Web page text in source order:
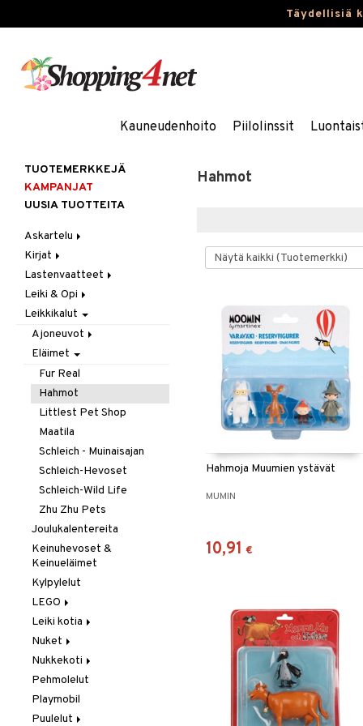
Täydellisiä
Kauneudenhoito Piilolinssit
Hahmot
Hahmoja Muumien ystävät
MUMIN
10,91 €
TUOTEMERKKEJÄ
KAMPANJAT
UUSIA TUOTTEITA
Askartelu
Askartelumateriaalit
Askartelusetti
Helmet
Koulutarvikkeet
Muovailuvaha
Piirrä ja maalaa
Taikuus
Tarrat
Kirjat
Askartelukirjat
Maalauskirjat
Päiväkirjat
Lastenvaatteet
Alaosat
Leggingsit
Alusvaatteet & Sukat
Kengät
Mekot
Pientuotteet
Lippalakit &
Aurinkohatut
Uima-asut & UV-vaatteet
Vuodevaatteet
Yläosat
Hupparit ja colleget
T-paidat
Leiki & Opi
Opetuslelut
Oppimispelit
Soittimet
Testikitit
Leikkikalut
Ajoneuvot
Autoradat
Autot
Junat
Palokunta
Poliisi
Työajoneuvot
Eläimet
Fur Real
Hahmot
Littlest Pet Shop
Maatila
Schleich - Muinaisajan
Schleich-Hevoset
Schleich-Wild Life
Zhu Zhu Pets
Joulukalentereita
Keinuhevoset &
Keinueläimet
Kylpylelut
LEGO
Botanicals
Fortnite
LEGO Bluey
LEGO City
LEGO Classic
LEGO Creator
Leiki kotia
Keittiö &
keittiötarvikkeet
Siivous
Nuket
Baby Born
Barbie
Cocomelon
Disney Prinsessat
Nukkekoti
Lundby
Lundby Tukholma
Muumi
Pehmolelut
Playmobil
Puulelut